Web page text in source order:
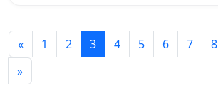
« 1 2 3 4 5 6 7 8
»